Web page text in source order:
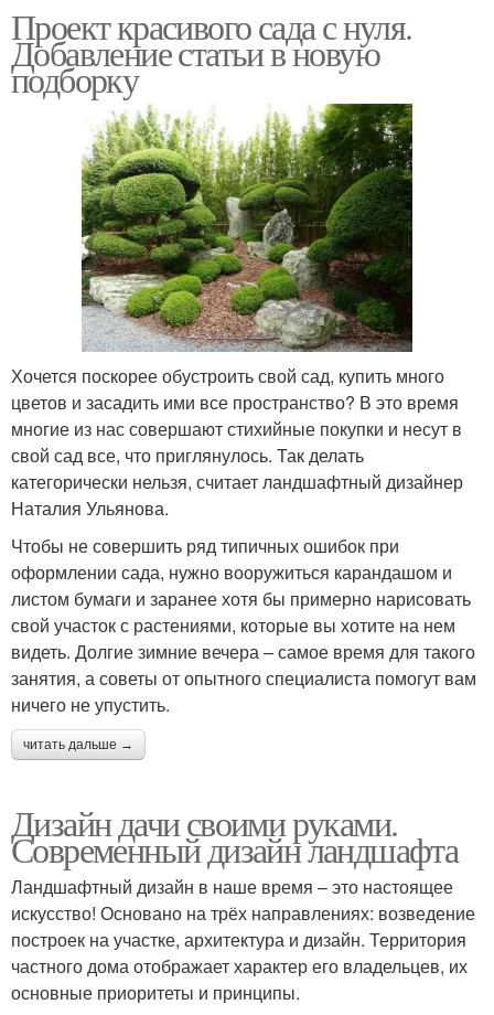
Проект красивого сада с нуля.
Добавление статьи в новую
подборку
Хочется поскорее обустроить свой сад, купить много
цветов и засадить ими все пространство? В это время
многие из нас совершают стихийные покупки и несут в
свой сад все, что приглянулось. Так делать
категорически нельзя, считает ландшафтный дизайнер
Наталия Ульянова.
Чтобы не совершить ряд типичных ошибок при
оформлении сада, нужно вооружиться карандашом и
листом бумаги и заранее хотя бы примерно нарисовать
свой участок с растениями, которые вы хотите на нем
видеть. Долгие зимние вечера – самое время для такого
занятия, а советы от опытного специалиста помогут вам
ничего не упустить.
читать дальше →
Дизайн дачи своими руками.
Современный дизайн ландшафта
Ландшафтный дизайн в наше время – это настоящее
искусство! Основано на трёх направлениях: возведение
построек на участке, архитектура и дизайн. Территория
частного дома отображает характер его владельцев, их
основные приоритеты и принципы.